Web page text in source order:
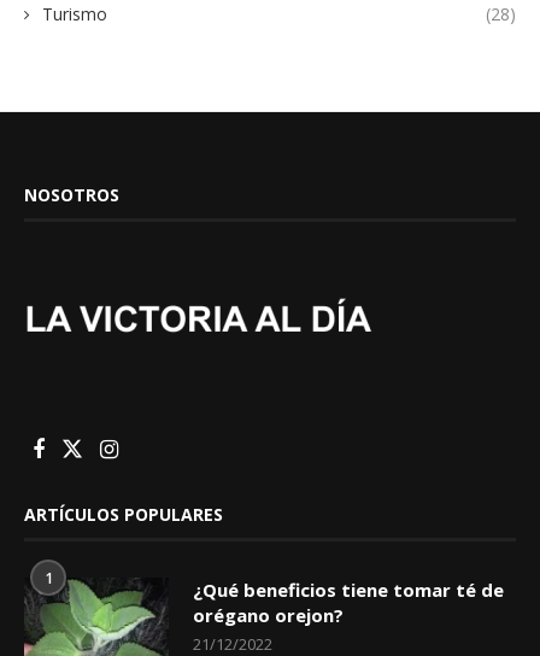
Turismo (28)
NOSOTROS
ARTÍCULOS POPULARES
1
¿Qué beneficios tiene tomar té de
orégano orejon?
21/12/2022